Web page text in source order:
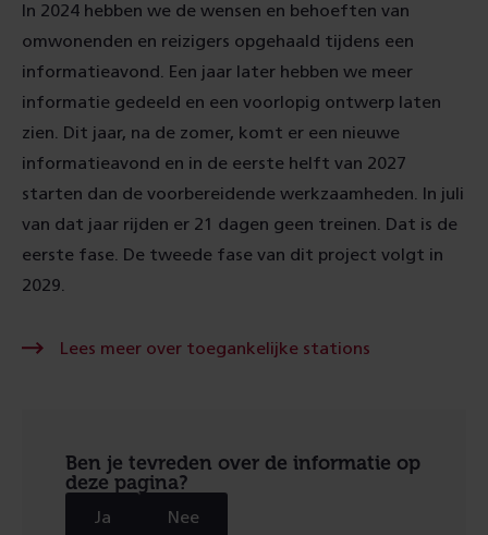
In 2024 hebben we de wensen en behoeften van
omwonenden en reizigers opgehaald tijdens een
informatieavond. Een jaar later hebben we meer
informatie gedeeld en een voorlopig ontwerp laten
zien. Dit jaar, na de zomer, komt er een nieuwe
informatieavond en in de eerste helft van 2027
starten dan de voorbereidende werkzaamheden. In juli
van dat jaar rijden er 21 dagen geen treinen. Dat is de
eerste fase. De tweede fase van dit project volgt in
2029.
Lees meer over toegankelijke stations
Ben je tevreden over de informatie op
deze pagina?
Ja Nee